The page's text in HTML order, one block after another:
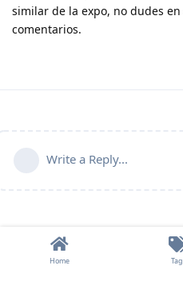
similar de la expo, no dudes
comentarios.
Write a Reply...
Home